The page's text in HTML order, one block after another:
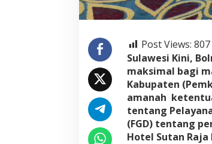
Post Views: 807
Sulawesi Kini,
maksimal bagi
Kabupaten
amanah
tentang
(FGD) tentang
Hotel Sutan